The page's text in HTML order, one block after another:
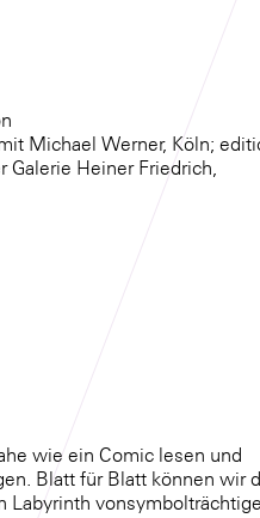
Michael Werner, Köln;
Galerie Heiner Friedrich,
wie ein Comic lesen und
Blatt für Blatt können wir
Labyrinth